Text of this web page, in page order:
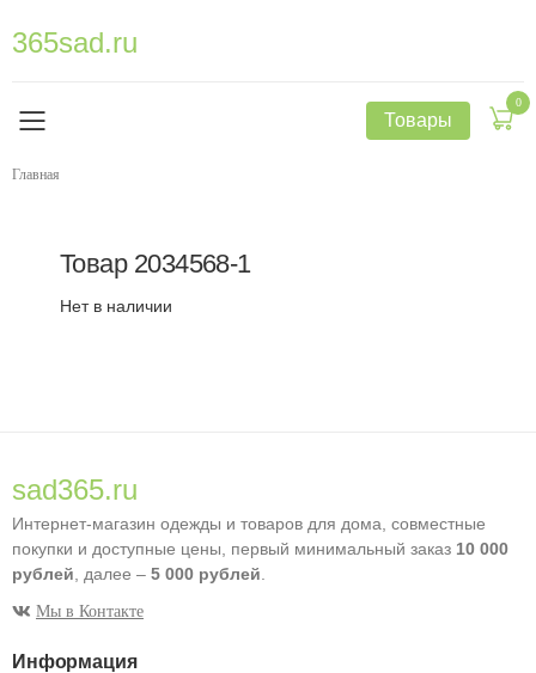
365sad.ru
Товары
0
Главная
Товар 2034568-1
Нет в наличии
sad365.ru
Интернет-магазин одежды и товаров для дома, совместные
покупки и доступные цены, первый минимальный заказ 10 000
рублей , далее – 5 000 рублей
Мы в Контакте
Информация